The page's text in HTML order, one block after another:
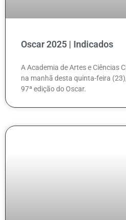
Oscar 2025 | Indicados
A Academia de Artes e Ciências
na manhã desta quinta-feira
97ª edição do Oscar.